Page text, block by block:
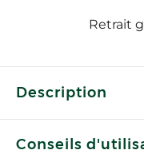
Retrait
Description
Conseils